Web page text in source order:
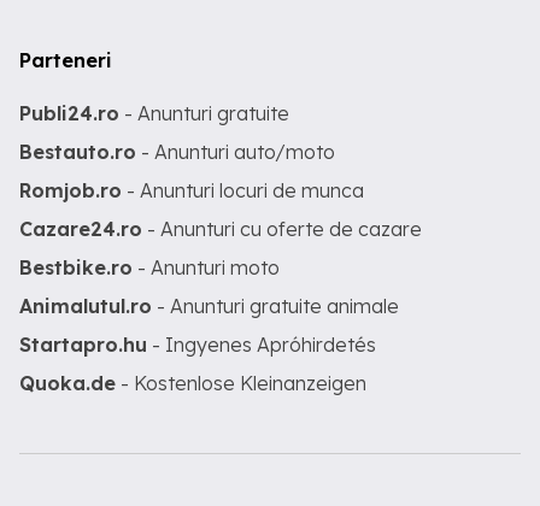
Parteneri
Publi24.ro - Anunturi gratuite
Bestauto.ro - Anunturi auto/moto
Romjob.ro - Anunturi locuri de munca
Cazare24.ro - Anunturi cu oferte de cazare
Bestbike.ro - Anunturi moto
Animalutul.ro - Anunturi gratuite animale
Startapro.hu - Ingyenes Apróhirdetés
Quoka.de - Kostenlose Kleinanzeigen